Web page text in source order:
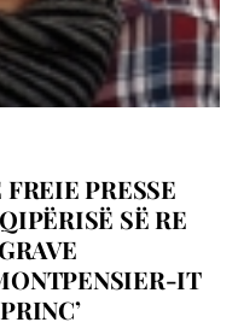
PRESSE
SË RE
IT